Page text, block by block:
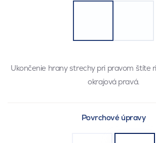
Ukončenie hrany strechy pri pravom štíte
okrajová pravá.
Povrchové úpravy